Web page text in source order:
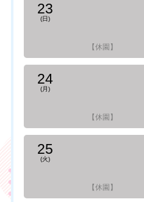
23
(日)
【休園】
24
(月)
【休園】
25
(火)
【休園】